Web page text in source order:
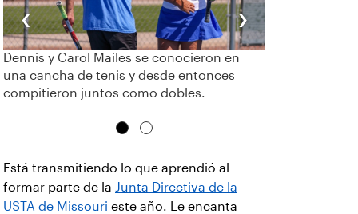
‹
Dennis y Carol Mailes se conocieron en
una cancha de tenis y desde entonces
compitieron juntos como dobles.
›
Está transmitiendo lo que aprendió al
formar parte de la Junta Directiva de la
USTA de Missouri este año. Le encanta